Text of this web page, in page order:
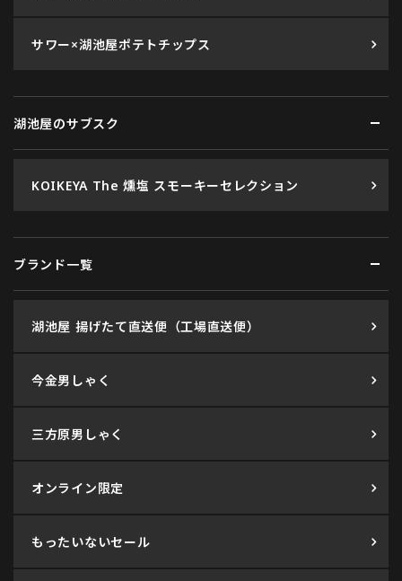
サワー×湖池屋ポテトチップス
湖池屋のサブスク
KOIKEYA The 燻塩 スモーキーセレクション
ブランド一覧
湖池屋 揚げたて直送便（工場直送便）
今金男しゃく
三方原男しゃく
オンライン限定
もったいないセール